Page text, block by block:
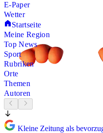
E-Paper
Wetter
Startseite
Meine Region
Top News
Sport
Rubriken
Orte
Themen
Autoren
Kleine Zeitung als